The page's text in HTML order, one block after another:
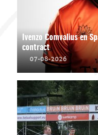
Ivenzo Comvalius en
contract
07-08-2026